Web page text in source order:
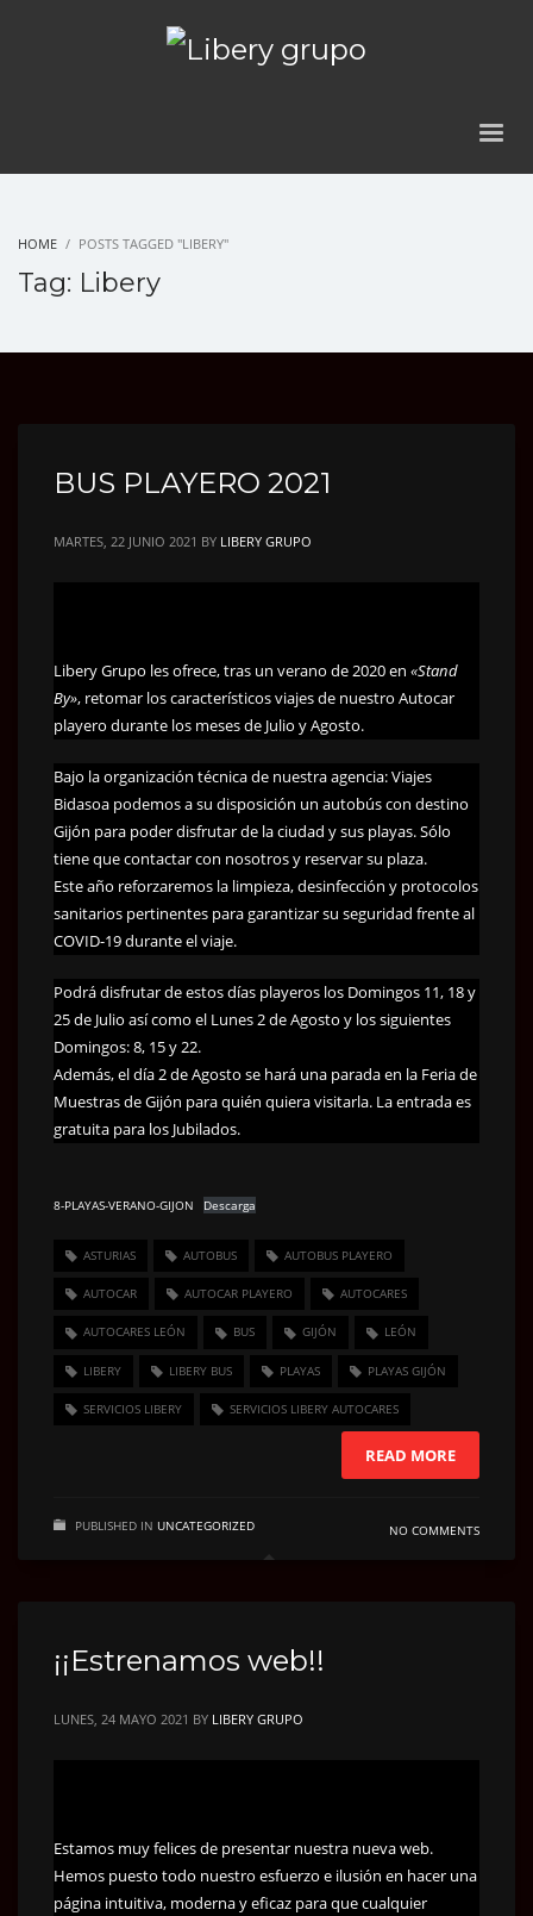
HOME POSTS TAGGED "LIBERY"
Tag: Libery
BUS PLAYERO 2021
MARTES, 22 JUNIO 2021 BY LIBERY GRUPO
Libery Grupo les ofrece, tras un verano de 2020 en «Stand
By», retomar los característicos viajes de nuestro Autocar
playero durante los meses de Julio y Agosto.
Bajo la organización técnica de nuestra agencia: Viajes
Bidasoa podemos a su disposición un autobús con destino
Gijón para poder disfrutar de la ciudad y sus playas. Sólo
tiene que contactar con nosotros y reservar su plaza.
Este año reforzaremos la limpieza, desinfección y protocolos
sanitarios pertinentes para garantizar su seguridad frente al
COVID-19 durante el viaje.
Podrá disfrutar de estos días playeros los Domingos 11, 18 y
25 de Julio así como el Lunes 2 de Agosto y los siguientes
Domingos: 8, 15 y 22.
Además, el día 2 de Agosto se hará una parada en la Feria de
Muestras de Gijón para quién quiera visitarla. La entrada es
gratuita para los Jubilados.
8-PLAYAS-VERANO-GIJON Descarga
ASTURIAS AUTOBUS AUTOBUS PLAYERO
AUTOCAR AUTOCAR PLAYERO AUTOCARES
AUTOCARES LEÓN BUS GIJÓN LEÓN
LIBERY LIBERY BUS PLAYAS PLAYAS GIJÓN
SERVICIOS LIBERY SERVICIOS LIBERY AUTOCARES
READ MORE
PUBLISHED IN UNCATEGORIZED NO COMMENTS
¡¡Estrenamos web!!
LUNES, 24 MAYO 2021 BY LIBERY GRUPO
Estamos muy felices de presentar nuestra nueva web.
Hemos puesto todo nuestro esfuerzo e ilusión en hacer una
página intuitiva, moderna y eficaz para que cualquier